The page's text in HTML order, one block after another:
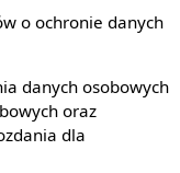
o ochronie danych
danych osobowych
oraz
dla